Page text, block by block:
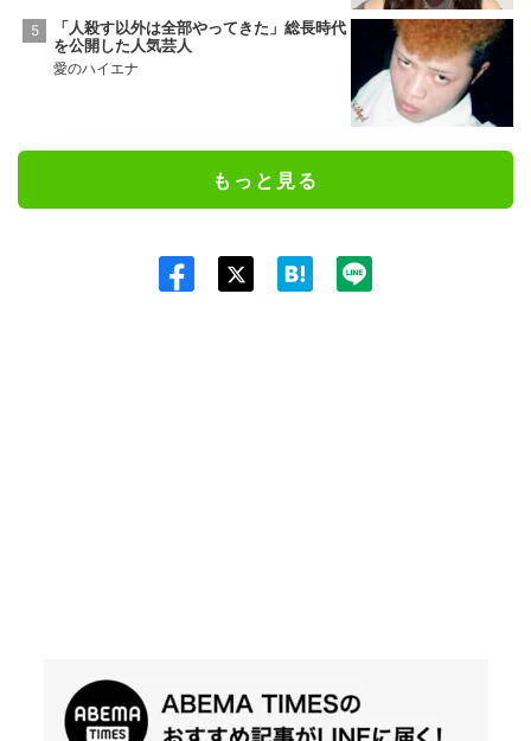
「人殺す以外は全部やってきた」総長時代
を公開した人気芸人
愛のハイエナ
もっと見る